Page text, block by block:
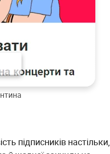
підписників настільки,